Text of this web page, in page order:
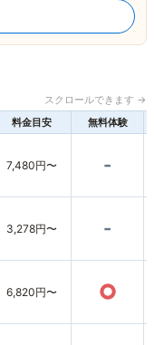
スクロールできます →
料金目安 無料体験
7,480円〜 -
3,278円〜 -
6,820円〜 ○